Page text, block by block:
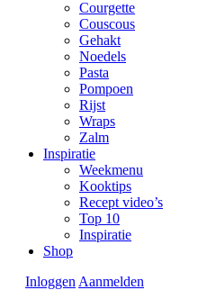
Courgette
Couscous
Gehakt
Noedels
Pasta
Pompoen
Rijst
Wraps
Zalm
Inspiratie
Weekmenu
Kooktips
Recept video’s
Top 10
Inspiratie
Shop
Inloggen Aanmelden